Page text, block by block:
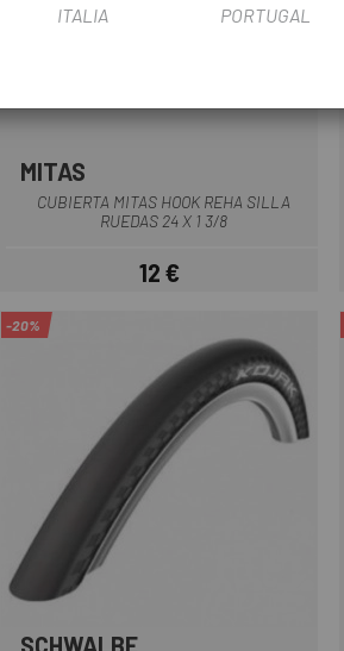
MITAS
CUBIERTA MITAS HOOK REHA SILLA
RUEDAS 24 X 1 3/8
Precio
12 €
-20%
SCHWALBE
ITALIA PORTUGAL